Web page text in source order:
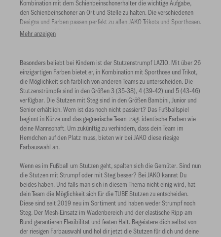
Kombination mit dem Schienbeinschonerhalter die wichtige Aufgabe,
den Schienbeinschoner an Ort und Stelle zu halten. Die verschiedenen
Designs und Farben passen perfekt zu allen JAKO Trikots und Sporthosen.
Verschiedene Modelle bieten die optimale Auswahl, egal ob mit Strumpf
oder mit Steg, modern oder uni.
Mehr anzeigen
Besonders beliebt bei Kindern ist der Stutzenstrumpf LAZIO. Mit über 26
einzigartigen Farben bietet er, in Kombination mit Sporthose und Trikot,
die Möglichkeit sich farblich von anderen Teams zu unterscheiden. Die
Stutzenstrümpfe sind in den Größen 3 (35-38), 4 (39-42) und 5 (43-46)
verfügbar. Die Stutzen mit Steg sind in den Größen Bambini, Junior und
Senior erhältlich. Wem ist das noch nicht passiert? Das Fußballspiel
beginnt in Kürze und das gegnerische Team trägt identische Farben wie
deine Mannschaft. Um zukünftig zu verhindern, dass dein Team im
Hemdchen auf den Platz muss, bieten wir bei JAKO diese riesige
Farbauswahl an.
Wenn es im Fußball um Stutzen geht, spalten sich die Gemüter. Sind nun
die Stutzen mit Strumpf oder mit Steg besser? Bei JAKO kannst Du
beides haben. Und falls man sich in diesem Thema nicht einig wird, hat
dein Team die Möglichkeit sich für die TUBE Stutzen zu entscheiden.
Diese sind seit 2019 neu im Sortiment und haben weder Strumpf noch
Steg. Der Mesh-Einsatz im Wadenbereich und der elastische Ripp am
Bund garantieren Flexibilität und festen Halt. Begeistere dich selbst von
der riesigen Farbauswahl und hol dir jetzt die Stutzen für dich und deine